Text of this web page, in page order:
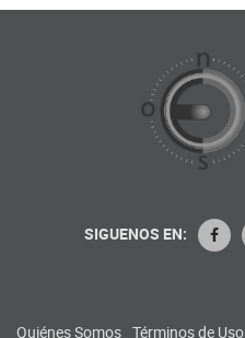
SIGUENOS EN:
Quiénes Somos Términos de Uso